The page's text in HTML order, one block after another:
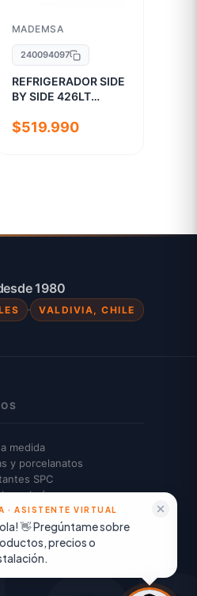
👋 Pregúntame sobre
precios o
MADEMSA
240094097
REFRIGERADOR SIDE
BY SIDE 426LT
$519.990
1980
VALDIVIA, CHILE
medida
y porcelanatos
SPC
y cubrepisos